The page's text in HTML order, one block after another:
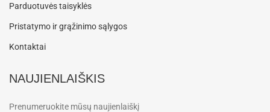
Parduotuvės taisyklės
Pristatymo ir grąžinimo sąlygos
Kontaktai
NAUJIENLAIŠKIS
Prenumeruokite mūsų naujienlaiškį